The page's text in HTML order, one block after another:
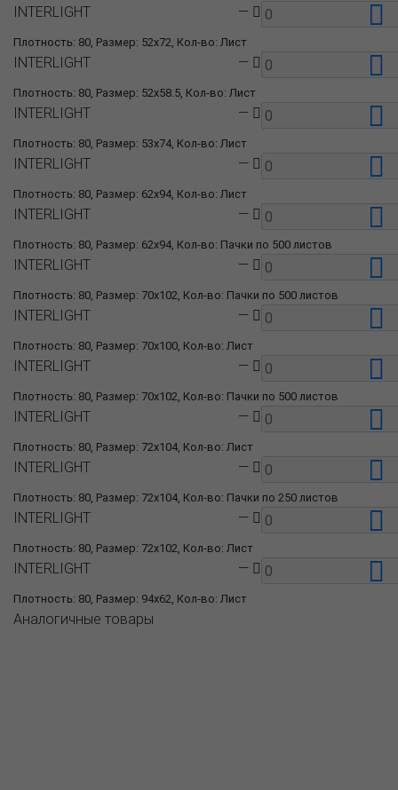
Плотность: 80, Размер: 52x72, Кол-во: Лист
INTERLIGHT —
Плотность: 80, Размер: 52x58.5, Кол-во: Лист
INTERLIGHT —
Плотность: 80, Размер: 53x74, Кол-во: Лист
INTERLIGHT —
Плотность: 80, Размер: 62x94, Кол-во: Лист
INTERLIGHT —
Плотность: 80, Размер: 62x94, Кол-во: Пачки по 500 листов
INTERLIGHT —
Плотность: 80, Размер: 70x102, Кол-во: Пачки по 500 листов
INTERLIGHT —
Плотность: 80, Размер: 70x100, Кол-во: Лист
INTERLIGHT —
Плотность: 80, Размер: 70x102, Кол-во: Пачки по 500 листов
INTERLIGHT —
Плотность: 80, Размер: 72x104, Кол-во: Лист
INTERLIGHT —
Плотность: 80, Размер: 72x104, Кол-во: Пачки по 250 листов
INTERLIGHT —
Плотность: 80, Размер: 72x102, Кол-во: Лист
INTERLIGHT —
Плотность: 80, Размер: 94x62, Кол-во: Лист
INTERLIGHT —
Аналогичные товары